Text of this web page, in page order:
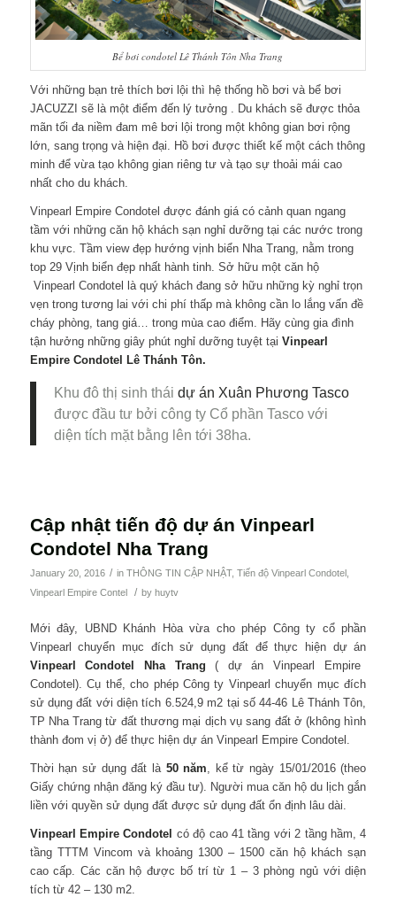
Bể bơi condotel Lê Thánh Tôn Nha Trang
Với những bạn trẻ thích bơi lội thì hệ thống hồ bơi và bể bơi
JACUZZI sẽ là một điểm đến lý tưởng . Du khách sẽ được thỏa
mãn tối đa niềm đam mê bơi lội trong một không gian bơi rộng
lớn, sang trọng và hiện đại. Hồ bơi được thiết kế một cách thông
minh để vừa tạo không gian riêng tư và tạo sự thoải mái cao
nhất cho du khách.
Vinpearl Empire Condotel được đánh giá có cảnh quan ngang
tầm với những căn hộ khách sạn nghỉ dưỡng tại các nước trong
khu vực. Tầm view đẹp hướng vịnh biển Nha Trang, nằm trong
top 29 Vịnh biển đẹp nhất hành tinh. Sở hữu một căn hộ
Vinpearl Condotel là quý khách đang sở hữu những kỳ nghỉ trọn
vẹn trong tương lai với chi phí thấp mà không cần lo lắng vấn đề
cháy phòng, tang giá… trong mùa cao điểm. Hãy cùng gia đình
tận hưởng những giây phút nghỉ dưỡng tuyệt tại Vinpearl
Empire Condotel Lê Thánh Tôn.
Khu đô thị sinh thái dự án Xuân Phương Tasco
được đầu tư bởi công ty Cổ phần Tasco với
diện tích mặt bằng lên tới 38ha.
Cập nhật tiến độ dự án Vinpearl
Condotel Nha Trang
January 20, 2016 / in THÔNG TIN CẬP NHẬT, Tiến độ Vinpearl Condotel,
Vinpearl Empire Contel
/ by huytv
Mới đây, UBND Khánh Hòa vừa cho phép Công ty cổ phần
Vinpearl chuyển mục đích sử dụng đất để thực hiện dự án
Vinpearl Condotel Nha Trang ( dự án Vinpearl Empire
Condotel). Cụ thể, cho phép Công ty Vinpearl chuyển mục đích
sử dụng đất với diện tích 6.524,9 m2 tại số 44-46 Lê Thánh Tôn,
TP Nha Trang từ đất thương mại dịch vụ sang đất ở (không hình
thành đom vị ở) để thực hiện dự án Vinpearl Empire Condotel.
Thời hạn sử dụng đất là 50 năm , kể từ ngày 15/01/2016 (theo
Giấy chứng nhận đăng ký đầu tư). Người mua căn hộ du lịch gắn
liền với quyền sử dụng đất được sử dụng đất ổn định lâu dài.
Vinpearl Empire Condotel có độ cao 41 tầng với 2 tầng hầm, 4
tầng TTTM Vincom và khoảng 1300 – 1500 căn hộ khách sạn
cao cấp. Các căn hộ được bố trí từ 1 – 3 phòng ngủ với diện
tích từ 42 – 130 m2.